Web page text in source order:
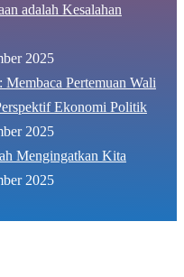
adalah Kesalahan
2025
Pertemuan Wali
Ekonomi Politik
2025
Mengingatkan Kita
2025